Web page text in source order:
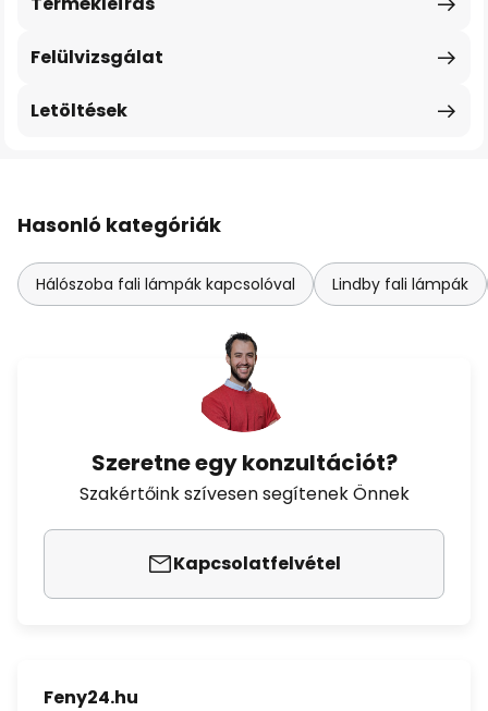
Felülvizsgálat
Letöltések
Hasonló kategóriák
Hálószoba fali lámpák kapcsolóval Lindby fali lámpák
Szeretne egy konzultációt?
Szakértőink szívesen segítenek Önnek
Kapcsolatfelvétel
Feny24.hu